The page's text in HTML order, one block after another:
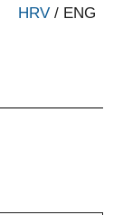
HRV / ENG